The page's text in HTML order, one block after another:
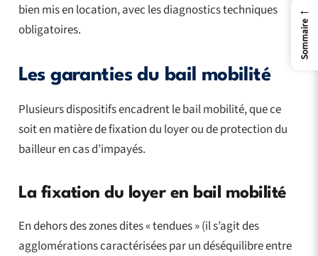
bien mis en location, avec les diagnostics techniques
obligatoires.
Les garanties du bail mobilité
Plusieurs dispositifs encadrent le bail mobilité, que ce
soit en matière de fixation du loyer ou de protection du
bailleur en cas d’impayés.
La fixation du loyer en bail mobilité
En dehors des zones dites « tendues » (il s’agit des
agglomérations caractérisées par un déséquilibre entre
←
Sommaire